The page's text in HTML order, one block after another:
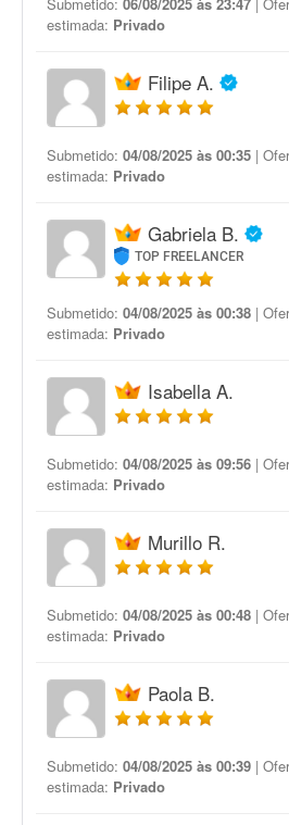
estimada: Privado
Filipe A.
Submetido: 04/08/2025 às 00:35 |
estimada: Privado
Gabriela B.
TOP FREELANCER
Submetido: 04/08/2025 às 00:38 |
estimada: Privado
Isabella A.
Submetido: 04/08/2025 às 09:56 |
estimada: Privado
Murillo R.
Submetido: 04/08/2025 às 00:48 |
estimada: Privado
Paola B.
Submetido: 04/08/2025 às 00:39 |
estimada: Privado